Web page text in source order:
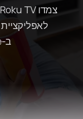
ב‑iPhone וב‑iPad.